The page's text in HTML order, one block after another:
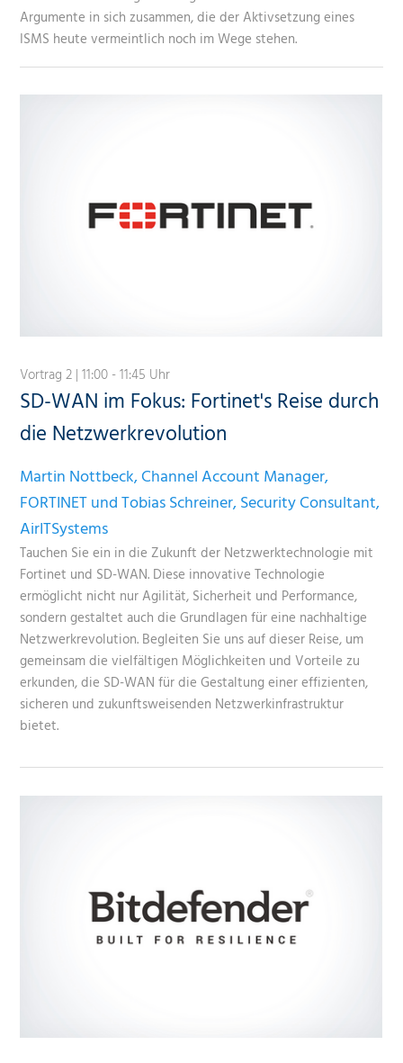
Argumente in sich zusammen, die der Aktivsetzung eines
ISMS heute vermeintlich noch im Wege stehen.
Vortrag 2 | 11:00 - 11:45 Uhr
SD-WAN im Fokus: Fortinet's Reise durch
die Netzwerkrevolution
Martin Nottbeck, Channel Account Manager,
FORTINET und Tobias Schreiner, Security Consultant,
AirITSystems
Tauchen Sie ein in die Zukunft der Netzwerktechnologie mit
Fortinet und SD-WAN. Diese innovative Technologie
ermöglicht nicht nur Agilität, Sicherheit und Performance,
sondern gestaltet auch die Grundlagen für eine nachhaltige
Netzwerkrevolution. Begleiten Sie uns auf dieser Reise, um
gemeinsam die vielfältigen Möglichkeiten und Vorteile zu
erkunden, die SD-WAN für die Gestaltung einer effizienten,
sicheren und zukunftsweisenden Netzwerkinfrastruktur
bietet.